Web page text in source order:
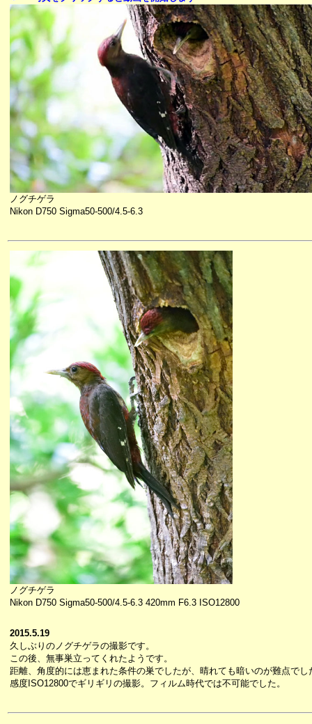
ノグチゲラ
Nikon D750 Sigma50-500/4.5-6.3
ノグチゲラ
Nikon D750 Sigma50-500/4.5-6.3 420mm F6.3 ISO12800
2015.5.19
久しぶりのノグチゲラの撮影です。
この後、無事巣立ってくれたようです。
距離、角度的には恵まれた条件の巣でしたが、晴れても暗いのが難点でし
感度ISO12800でギリギリの撮影。フィルム時代では不可能でした。